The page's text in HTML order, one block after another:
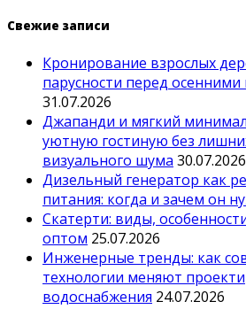
Свежие записи
Кронирование взрослых
парусности перед
31.07.2026
Джапанди и мягкий
уютную гостиную без
визуального шума 30.07.2026
Дизельный генератор как
питания: когда и зачем он
Скатерти: виды,
оптом 25.07.2026
Инженерные тренды: как
технологии меняют
водоснабжения 24.07.2026